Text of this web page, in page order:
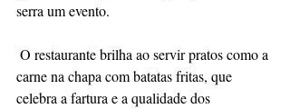
serra um evento.
carne na chapa com batatas fritas, que
celebra a fartura e a qualidade dos